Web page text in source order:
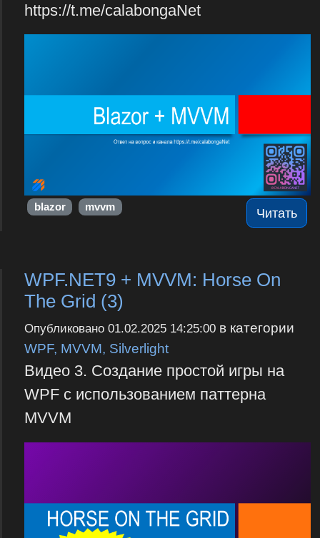
https://t.me/calabongaNet
Читать
blazor mvvm
WPF.NET9 + MVVM: Horse On
The Grid (3)
Опубликовано 01.02.2025 14:25:00в категории
WPF, MVVM, Silverlight
Видео 3. Создание простой игры на
WPF с использованием паттерна
MVVM